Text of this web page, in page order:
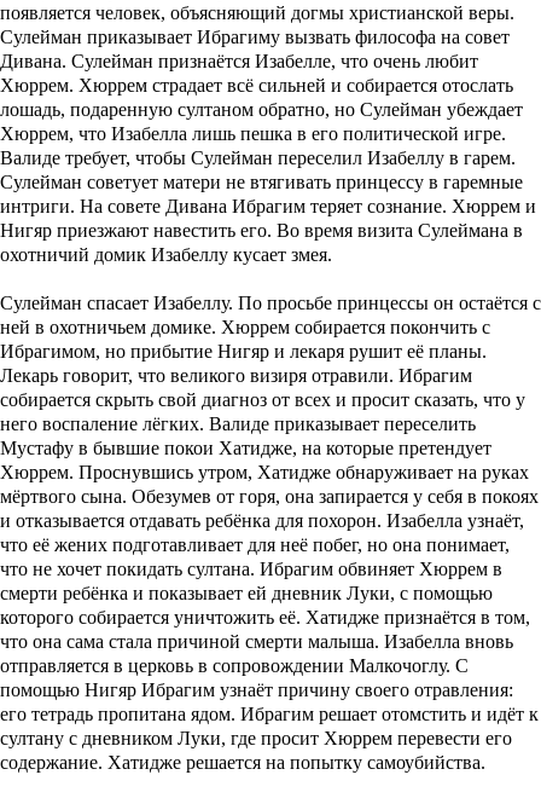
появляется человек, объясняющий догмы христианской веры.
Сулейман приказывает Ибрагиму вызвать философа на совет
Дивана. Сулейман признаётся Изабелле, что очень любит
Хюррем. Хюррем страдает всё сильней и собирается отослать
лошадь, подаренную султаном обратно, но Сулейман убеждает
Хюррем, что Изабелла лишь пешка в его политической игре.
Валиде требует, чтобы Сулейман переселил Изабеллу в гарем.
Сулейман советует матери не втягивать принцессу в гаремные
интриги. На совете Дивана Ибрагим теряет сознание. Хюррем и
Нигяр приезжают навестить его. Во время визита Сулеймана в
охотничий домик Изабеллу кусает змея.
Сулейман спасает Изабеллу. По просьбе принцессы он остаётся с
ней в охотничьем домике. Хюррем собирается покончить с
Ибрагимом, но прибытие Нигяр и лекаря рушит её планы.
Лекарь говорит, что великого визиря отравили. Ибрагим
собирается скрыть свой диагноз от всех и просит сказать, что у
него воспаление лёгких. Валиде приказывает переселить
Мустафу в бывшие покои Хатидже, на которые претендует
Хюррем. Проснувшись утром, Хатидже обнаруживает на руках
мёртвого сына. Обезумев от горя, она запирается у себя в покоях
и отказывается отдавать ребёнка для похорон. Изабелла узнаёт,
что её жених подготавливает для неё побег, но она понимает,
что не хочет покидать султана. Ибрагим обвиняет Хюррем в
смерти ребёнка и показывает ей дневник Луки, с помощью
которого собирается уничтожить её. Хатидже признаётся в том,
что она сама стала причиной смерти малыша. Изабелла вновь
отправляется в церковь в сопровождении Малкочоглу. С
помощью Нигяр Ибрагим узнаёт причину своего отравления:
его тетрадь пропитана ядом. Ибрагим решает отомстить и идёт к
султану с дневником Луки, где просит Хюррем перевести его
содержание. Хатидже решается на попытку самоубийства.